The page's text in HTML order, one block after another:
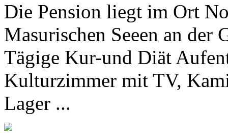
Die Pension liegt im Ort
Masurischen Seeen an der
Tägige Kur-und Diät
Kulturzimmer mit TV,
Lager ...